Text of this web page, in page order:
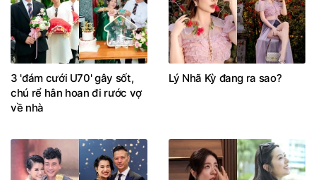
3 'đám cưới U70' gây sốt,
chú rể hân hoan đi rước vợ
về nhà
Lý Nhã Kỳ đang ra sao?